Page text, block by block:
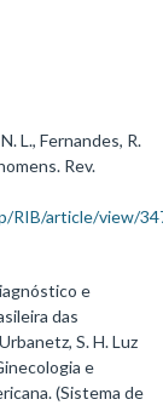
L., Fernandes, R.
Rev.
RIB/article/view/
e
das
S. H. Luz
e
(Sistema de